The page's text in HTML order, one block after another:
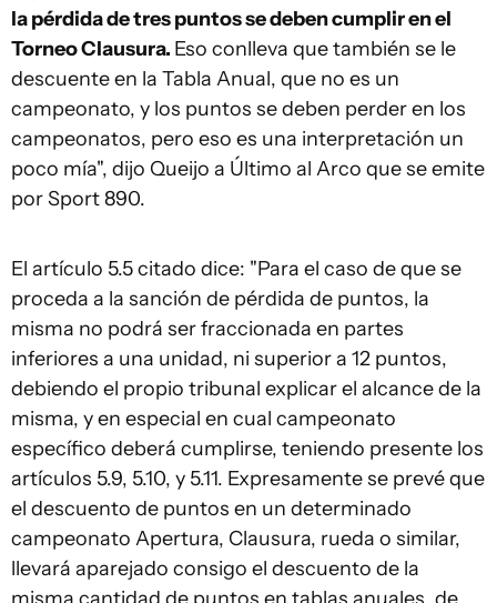
la pérdida de tres puntos se deben cumplir en el
Torneo Clausura. Eso conlleva que también se le
descuente en la Tabla Anual, que no es un
campeonato, y los puntos se deben perder en los
campeonatos, pero eso es una interpretación un
poco mía", dijo Queijo a Último al Arco que se emite
por Sport 890.
El artículo 5.5 citado dice: "Para el caso de que se
proceda a la sanción de pérdida de puntos, la
misma no podrá ser fraccionada en partes
inferiores a una unidad, ni superior a 12 puntos,
debiendo el propio tribunal explicar el alcance de la
misma, y en especial en cual campeonato
específico deberá cumplirse, teniendo presente los
artículos 5.9, 5.10, y 5.11. Expresamente se prevé que
el descuento de puntos en un determinado
campeonato Apertura, Clausura, rueda o similar,
llevará aparejado consigo el descuento de la